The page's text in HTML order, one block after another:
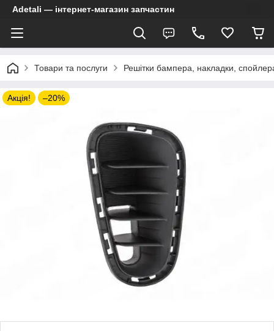
Adetali — інтернет-магазин запчастин
Товари та послуги Решітки бампера, накладки,
Акція! –20%